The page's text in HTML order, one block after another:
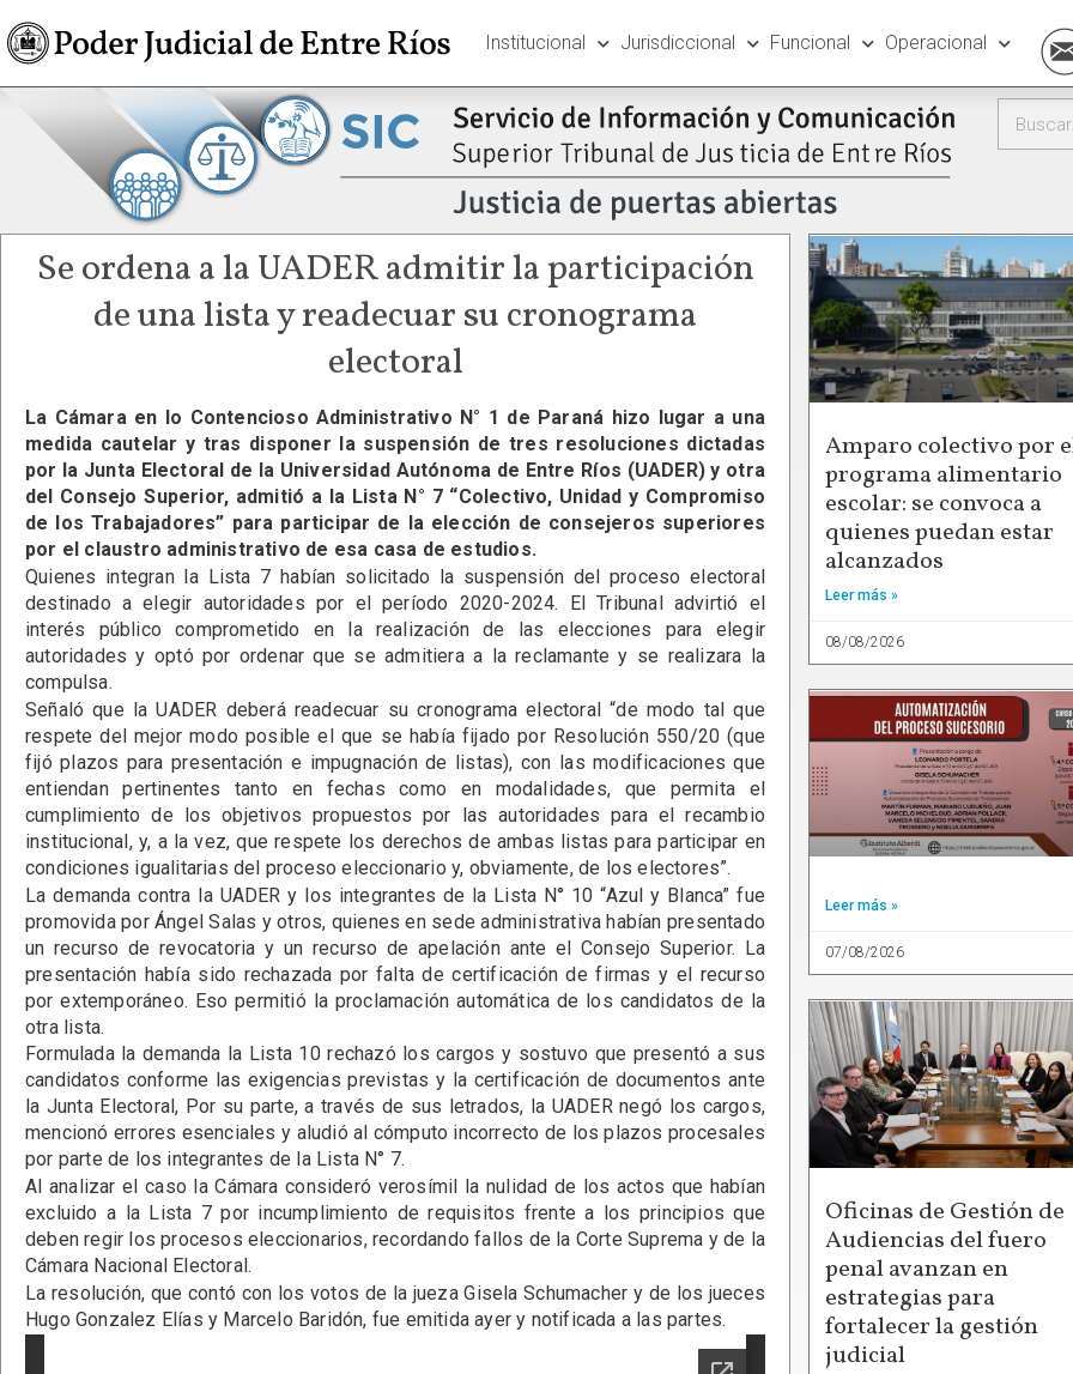
Institucional Jurisdiccional Funcional Operacional
Se ordena a la UADER admitir la participación
de una lista y readecuar su cronograma
electoral
La Cámara en lo Contencioso Administrativo N° 1 de Paraná hizo lugar a una
medida cautelar y tras disponer la suspensión de tres resoluciones dictadas
por la Junta Electoral de la Universidad Autónoma de Entre Ríos (UADER) y otra
del Consejo Superior, admitió a la Lista N° 7 “Colectivo, Unidad y Compromiso
de los Trabajadores” para participar de la elección de consejeros superiores
por el claustro administrativo de esa casa de estudios.
Quienes integran la Lista 7 habían solicitado la suspensión del proceso electoral
destinado a elegir autoridades por el período 2020-2024. El Tribunal advirtió el
interés público comprometido en la realización de las elecciones para elegir
autoridades y optó por ordenar que se admitiera a la reclamante y se realizara la
compulsa.
Señaló que la UADER deberá readecuar su cronograma electoral “de modo tal que
respete del mejor modo posible el que se había fijado por Resolución 550/20 (que
fijó plazos para presentación e impugnación de listas), con las modificaciones que
entiendan pertinentes tanto en fechas como en modalidades, que permita el
cumplimiento de los objetivos propuestos por las autoridades para el recambio
institucional, y, a la vez, que respete los derechos de ambas listas para participar en
condiciones igualitarias del proceso eleccionario y, obviamente, de los electores”.
La demanda contra la UADER y los integrantes de la Lista N° 10 “Azul y Blanca” fue
promovida por Ángel Salas y otros, quienes en sede administrativa habían presentado
un recurso de revocatoria y un recurso de apelación ante el Consejo Superior. La
presentación había sido rechazada por falta de certificación de firmas y el recurso
por extemporáneo. Eso permitió la proclamación automática de los candidatos de la
otra lista.
Formulada la demanda la Lista 10 rechazó los cargos y sostuvo que presentó a sus
candidatos conforme las exigencias previstas y la certificación de documentos ante
la Junta Electoral, Por su parte, a través de sus letrados, la UADER negó los cargos,
mencionó errores esenciales y aludió al cómputo incorrecto de los plazos procesales
por parte de los integrantes de la Lista N° 7.
Al analizar el caso la Cámara consideró verosímil la nulidad de los actos que habían
excluido a la Lista 7 por incumplimiento de requisitos frente a los principios que
deben regir los procesos eleccionarios, recordando fallos de la Corte Suprema y de la
Cámara Nacional Electoral.
La resolución, que contó con los votos de la jueza Gisela Schumacher y de los jueces
Hugo Gonzalez Elías y Marcelo Baridón, fue emitida ayer y notificada a las partes.
Amparo colectivo por
programa alimentario
escolar: se convoca a
quienes puedan estar
alcanzados
Leer más »
08/08/2026
Leer más »
07/08/2026
Oficinas de Gestión de
Audiencias del fuero
penal avanzan en
estrategias para
fortalecer la gestión
judicial